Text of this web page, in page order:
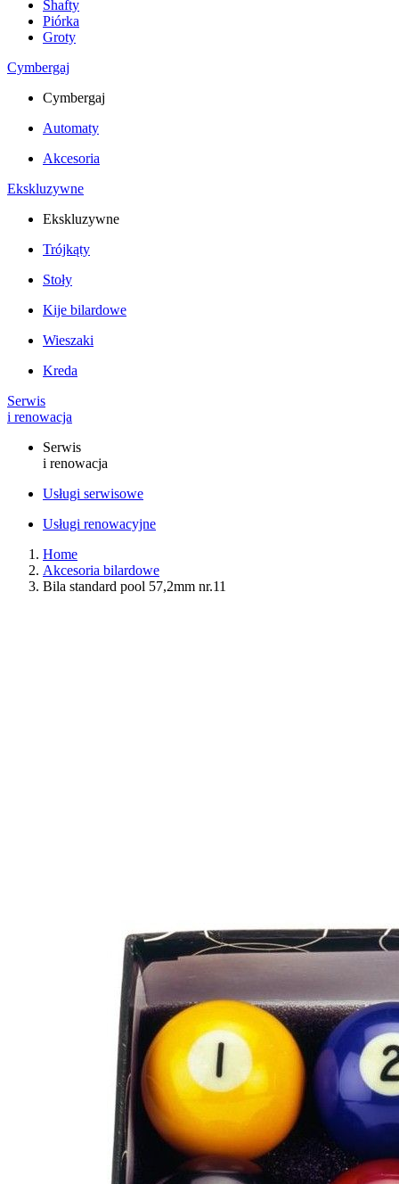
Shafty
Piórka
Groty
Cymbergaj
Cymbergaj
Automaty
Akcesoria
Ekskluzywne
Ekskluzywne
Trójkąty
Stoły
Kije bilardowe
Wieszaki
Kreda
Serwis
i renowacja
Serwis
i renowacja
Usługi serwisowe
Usługi renowacyjne
Home
Akcesoria bilardowe
Bila standard pool 57,2mm nr.11